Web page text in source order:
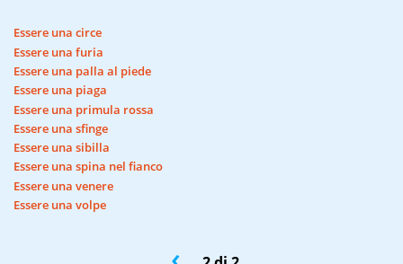
Essere una circe
Essere una furia
Essere una palla al piede
Essere una piaga
Essere una primula rossa
Essere una sfinge
Essere una sibilla
Essere una spina nel fianco
Essere una venere
Essere una volpe